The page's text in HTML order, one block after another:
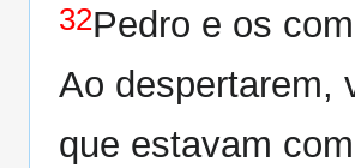
32Pedro e os
Ao despertarem,
que estavam